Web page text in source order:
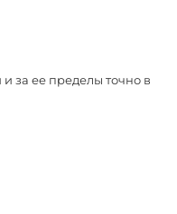
за ее пределы точно в